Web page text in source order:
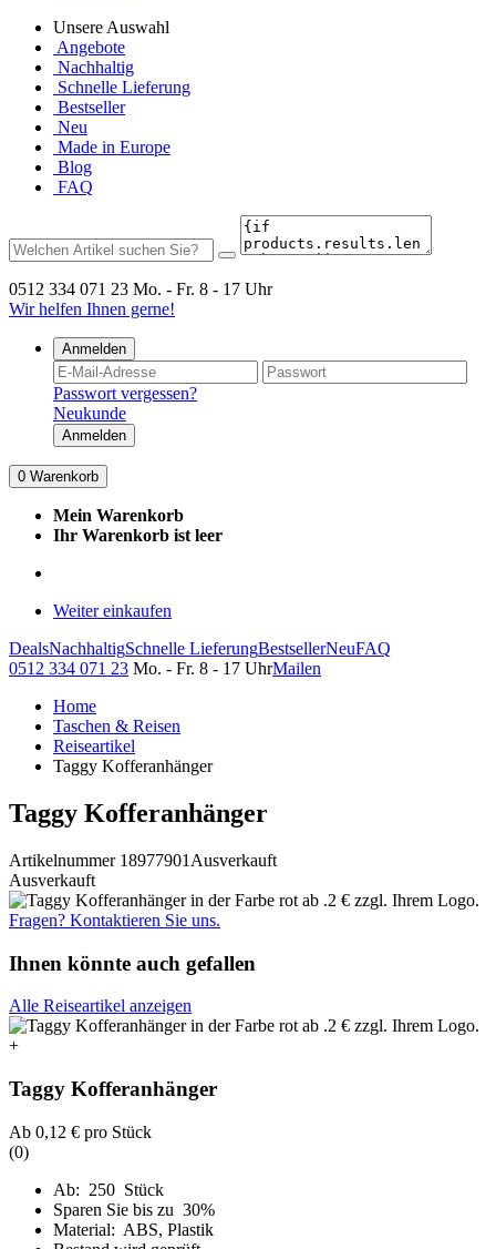
Unsere Auswahl
Angebote
Nachhaltig
Schnelle Lieferung
Bestseller
Neu
Made in Europe
Blog
FAQ
0512 334 071 23 Mo. - Fr. 8 - 17 Uhr
Wir helfen Ihnen gerne!
Anmelden
Passwort vergessen?
Neukunde
Anmelden
0 Warenkorb
Mein Warenkorb
Ihr Warenkorb ist leer
Weiter einkaufen
DealsNachhaltigSchnelle LieferungBestsellerNeuFAQ
0512 334 071 23 Mo. - Fr. 8 - 17 UhrMailen
Home
Taschen & Reisen
Reiseartikel
Taggy Kofferanhänger
Taggy Kofferanhänger
Artikelnummer 18977901 Ausverkauft
Ausverkauft
Fragen? Kontaktieren Sie uns.
Ihnen könnte auch gefallen
Alle Reiseartikel anzeigen
+
Taggy Kofferanhänger
Ab 0,12 € pro Stück
(0)
Ab: 250 Stück
Sparen Sie bis zu 30%
Material: ABS, Plastik